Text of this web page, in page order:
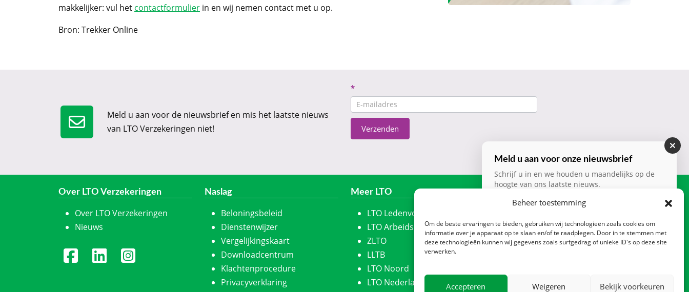
Beheer toestemming
Om de beste ervaringen te bieden, gebruiken wij technologieën zoals cookies om
informatie over je apparaat op te slaan en/of te raadplegen. Door in te stemmen met
deze technologieën kunnen wij gegevens zoals surfgedrag of unieke ID's op deze site
verwerken.
Accepteren Weigeren Bekijk voorkeuren
makkelijker: vul het contactformulier in en wij nemen contact met u op.
Bron: Trekker Online
Meld u aan voor de nieuwsbrief en mis het laatste nieuws
van LTO Verzekeringen niet!
Nieuwsbrief
CTA
*
Verzenden
Over LTO Verzekeringen
Over LTO Verzekeringen
Nieuws
Naslag
Beloningsbeleid
Dienstenwijzer
Vergelijkingskaart
Downloadcentrum
Klachtenprocedure
Privacyverklaring
Meer LTO
LTO Ledenvoordeel
LTO Arbeidskracht
ZLTO
LLTB
LTO Noord
LTO Nederland
1991 JL Velserbroek
Postbus 2013, 1990 AA
info@ltoverzekeringen.nl
Meld u aan voor onze nieuwsbrief
Schrijf u in en we houden u maandelijks op de
hoogte van ons laatste nieuws.
Nieuwsbrief
CTA